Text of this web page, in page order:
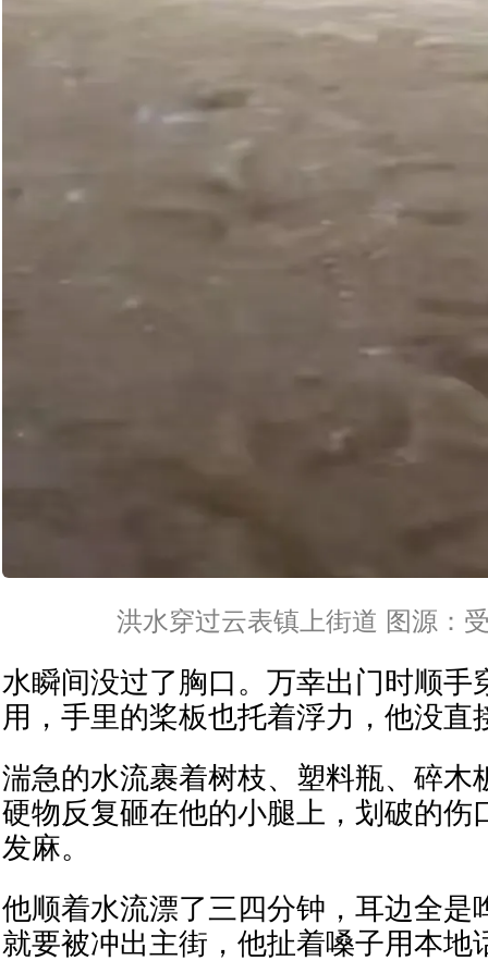
洪水穿过云表镇上街道 图源：
水瞬间没过了胸口。万幸出门时顺手
用，手里的桨板也托着浮力，他没直
湍急的水流裹着树枝、塑料瓶、碎木
硬物反复砸在他的小腿上，划破的伤
发麻。
他顺着水流漂了三四分钟，耳边全是
就要被冲出主街，他扯着嗓子用本地